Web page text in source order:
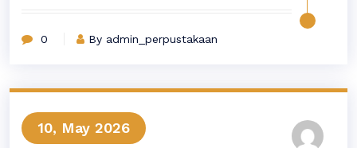
0 By admin_perpustakaan
10, May 2026